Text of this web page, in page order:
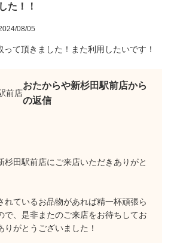
た！！
08/05
て頂きました！また利用したいです！
おたからや新杉田駅前店から
の返信
杉田駅前店にご来店いただきありがと
れているお品物があれば精一杯頑張ら
で、是非またのご来店をお待ちしてお
りがとうございました！